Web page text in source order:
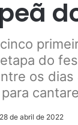
do
os
28 de abril de 2022